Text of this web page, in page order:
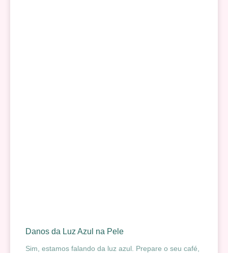
Danos da Luz Azul na Pele
Sim, estamos falando da luz azul. Prepare o seu café,